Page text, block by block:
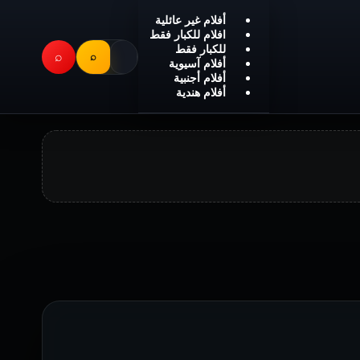
أفلام غير عائلية
افلام للكبار فقط
للكبار فقط
أفلام آسيوية
أفلام أجنبية
أفلام هندية
⌕
⌕